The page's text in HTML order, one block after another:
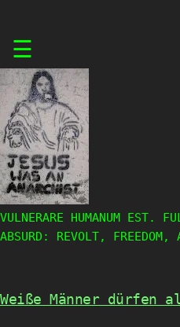
content
☰
VULNERARE HUMANUM EST.
ABSURD: REVOLT, FREEDOM,
Weiße Männer dürfen